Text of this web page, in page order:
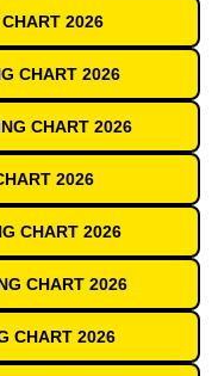
2026
CHART 2026
CHART 2026
2026
CHART 2026
CHART 2026
CHART 2026